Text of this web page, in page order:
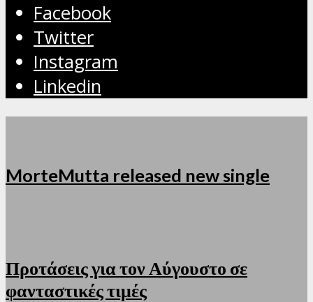
Facebook
Twitter
Instagram
Linkedin
MorteMutta released new single
Προτάσεις για τον Αύγουστο σε
φανταστικές τιμές